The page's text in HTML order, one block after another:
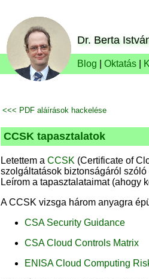
Dr. Berta
Blog Oktatás
<<< PDF aláírások hackelése
CCSK tapasztalatok
Letettem a CCSK (Certificate of
szolgáltatások biztonságáról
Leírom a tapasztalataimat (ahogy
A CCSK vizsga három anyagra
CSA Security Guidance
CSA Cloud Controls Matrix
ENISA Cloud Computing